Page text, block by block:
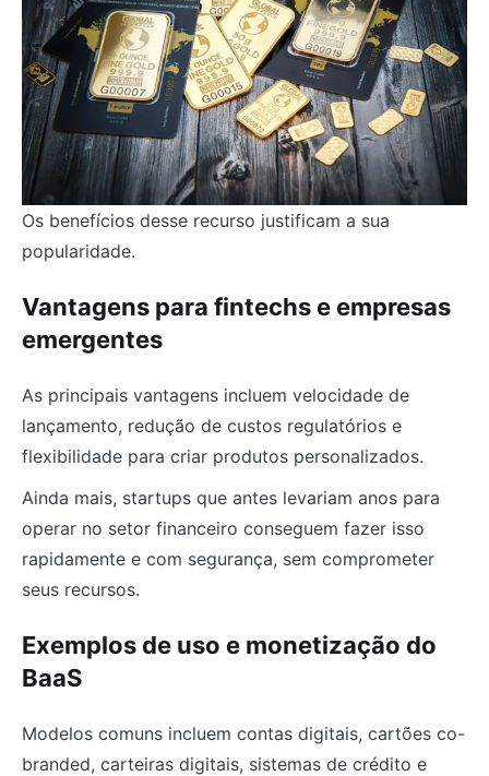
Os benefícios desse recurso justificam a sua
popularidade.
Vantagens para fintechs e empresas
emergentes
As principais vantagens incluem velocidade de
lançamento, redução de custos regulatórios e
flexibilidade para criar produtos personalizados.
Ainda mais, startups que antes levariam anos para
operar no setor financeiro conseguem fazer isso
rapidamente e com segurança, sem comprometer
seus recursos.
Exemplos de uso e monetização do
BaaS
Modelos comuns incluem contas digitais, cartões co-
branded, carteiras digitais, sistemas de crédito e